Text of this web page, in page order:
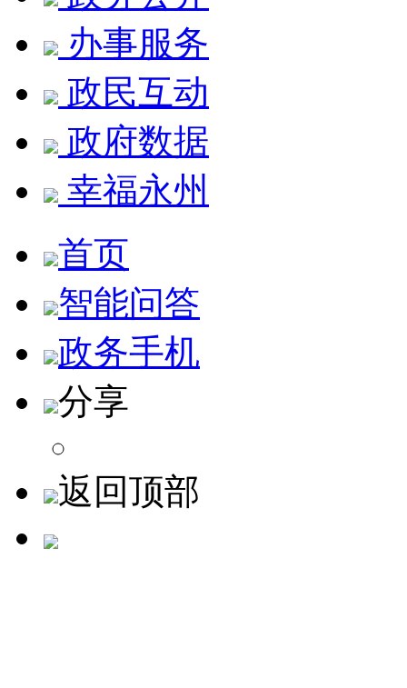
办事服务
政民互动
政府数据
幸福永州
首页
智能问答
政务手机
分享
返回顶部